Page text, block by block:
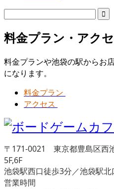
料金プラン・アク
料金プランや池袋の駅からお
になります。
料金プラン
アクセス
〒171-0021 東京都豊島区西
5F,6F
池袋駅西口徒歩3分／池袋駅北
営業時間